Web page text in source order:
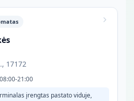
17172
21:00
įrengtas pastato viduje,